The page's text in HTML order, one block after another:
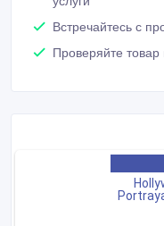
Встречайтесь с
Проверяйте товар